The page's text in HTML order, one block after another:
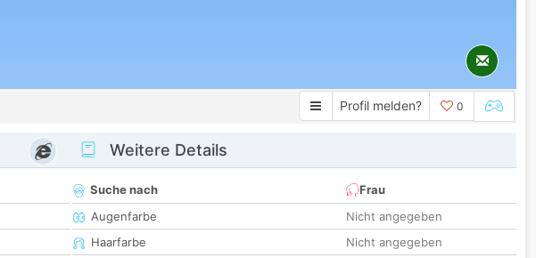
Profil melden? 0
Weitere Details
Suche nach
Frau
Augenfarbe
Nicht angegeben
Haarfarbe
Nicht angegeben